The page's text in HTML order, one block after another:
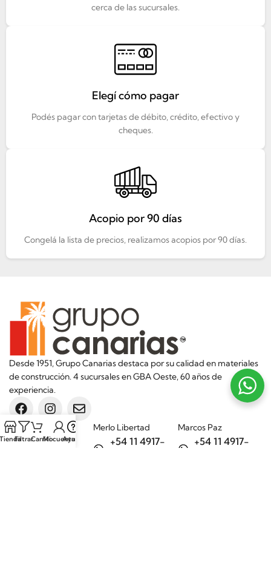
cerca de las sucursales.
Elegí cómo pagar
Podés pagar con tarjetas de débito, crédito, efectivo y
cheques.
Acopio por 90 días
Congelá la lista de precios, realizamos acopios por 90 días.
Desde 1951, Grupo Canarias destaca por su calidad en materiales
de construcción. 4 sucursales en GBA Oeste, 60 años de
experiencia.
Sucursales Merlo Libertad
+54 11 4917-
Marcos Paz
+54 11 4917-
FiltrarCarritoMi cuenta
Ayuda